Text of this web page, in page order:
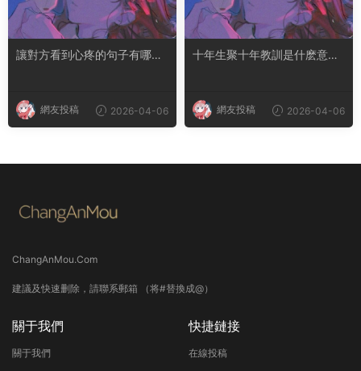
讓對方看到心疼的句子有哪
網友投稿 2026-04-06
十年生聚十年教訓是什麽意思
網友投稿 2026-04-06
ChangAnMou.Com
建議及快速删除，請聯系郵箱 （将#替換成@）
關于我們
關于我們
快捷鏈接
在線投稿